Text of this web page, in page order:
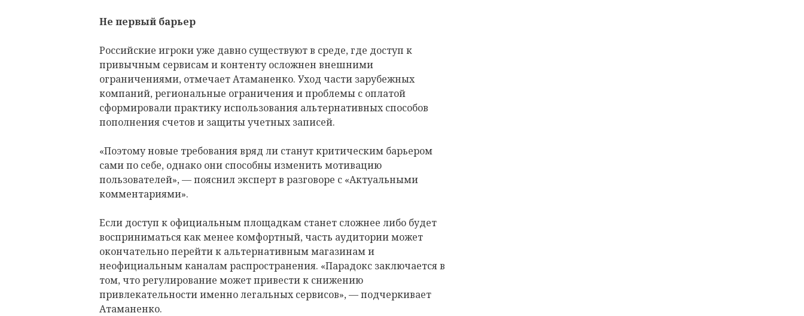
Не первый барьер
Российские игроки уже давно существуют в среде, где доступ к
привычным сервисам и контенту осложнен внешними
ограничениями, отмечает Атаманенко. Уход части зарубежных
компаний, региональные ограничения и проблемы с оплатой
сформировали практику использования альтернативных способов
пополнения счетов и защиты учетных записей.
«Поэтому новые требования вряд ли станут критическим барьером
сами по себе, однако они способны изменить мотивацию
пользователей», — пояснил эксперт в разговоре с «Актуальными
комментариями».
Если доступ к официальным площадкам станет сложнее либо будет
восприниматься как менее комфортный, часть аудитории может
окончательно перейти к альтернативным магазинам и
неофициальным каналам распространения. «Парадокс заключается в
том, что регулирование может привести к снижению
привлекательности именно легальных сервисов», — подчеркивает
Атаманенко.